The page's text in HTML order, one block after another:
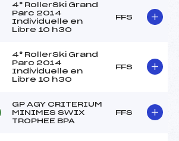
4° RollerSki Grand
Parc 2014
Individuelle en
Libre 10 h30
FFS
4° RollerSki Grand
Parc 2014
Individuelle en
Libre 10 h30
FFS
GP AGY CRITERIUM
MINIMES SWIX
TROPHEE BPA
FFS